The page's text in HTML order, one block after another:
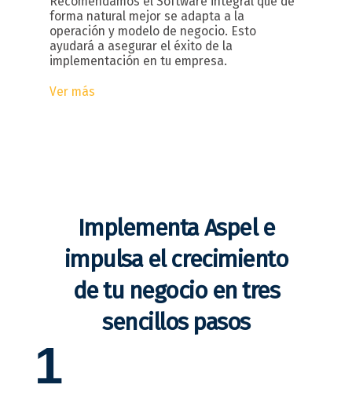
forma natural mejor se adapta a la
operación y modelo de negocio. Esto
ayudará a asegurar el éxito de la
implementación en tu empresa.
Ver más
Implementa Aspel e
impulsa el crecimiento
de tu negocio en tres
sencillos pasos
1